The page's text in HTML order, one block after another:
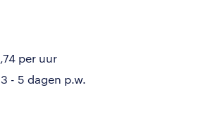
per uur
- 5 dagen p.w.